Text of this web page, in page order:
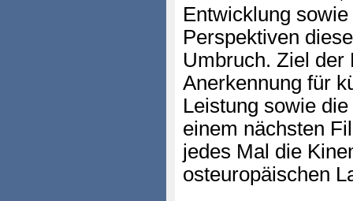
Entwicklung
Perspektiven
Umbruch. Ziel der
Anerkennung für
Leistung sowie
einem nächsten
jedes Mal die
osteuropäischen